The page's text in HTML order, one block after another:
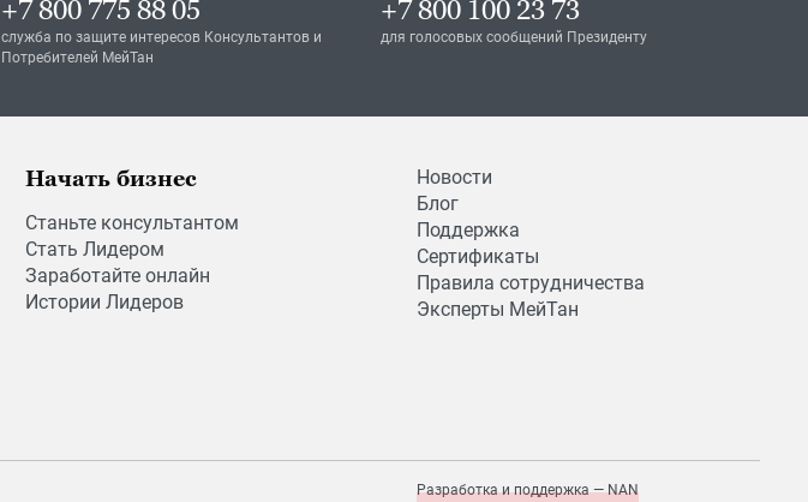
+7 800 775 88 05
служба по защите интересов Консультантов и
Потребителей МейТан
+7 800 100 23 73
для голосовых сообщений Президенту
Начать бизнес
Станьте консультантом
Стать Лидером
Заработайте онлайн
Истории Лидеров
Новости
Блог
Поддержка
Сертификаты
Правила сотрудничества
Эксперты МейТан
Разработка и поддержка — NAN